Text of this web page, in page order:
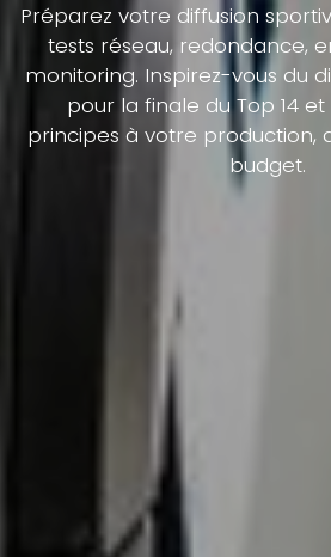
Préparez votre diffusion
tests réseau, redondance,
monitoring. Inspirez-vous du
pour la finale du Top 14
principes à votre production,
budget.